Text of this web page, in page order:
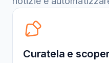
Curatela e